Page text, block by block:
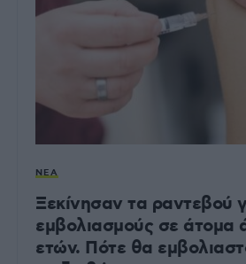
ΝΈΑ
Ξεκίνησαν τα ραντεβού
εμβολιασμούς σε
ετών. Πότε θα